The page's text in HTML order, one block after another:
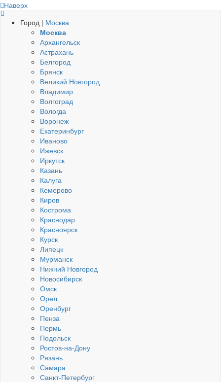
Наверх
Город | Москва
Москва
Архангельск
Астрахань
Белгород
Брянск
Великий Новгород
Владимир
Волгоград
Вологда
Воронеж
Екатеринбург
Иваново
Ижевск
Иркутск
Казань
Калуга
Кемерово
Киров
Кострома
Краснодар
Красноярск
Курск
Липецк
Мурманск
Нижний Новгород
Новосибирск
Омск
Орел
Оренбург
Пенза
Пермь
Подольск
Ростов-на-Дону
Рязань
Самара
Санкт-Петербург